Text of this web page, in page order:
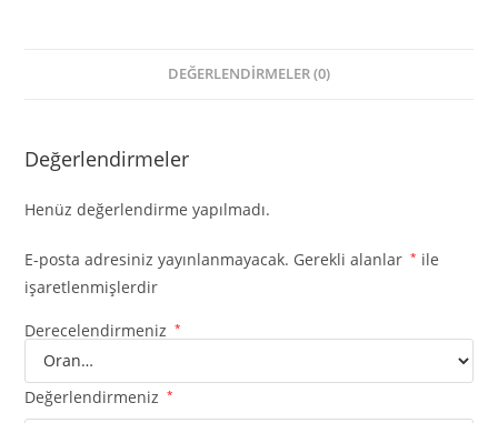
DEĞERLENDIRMELER (0)
Değerlendirmeler
Henüz değerlendirme yapılmadı.
E-posta adresiniz yayınlanmayacak. Gerekli alanlar * ile
işaretlenmişlerdir
Derecelendirmeniz *
Değerlendirmeniz *